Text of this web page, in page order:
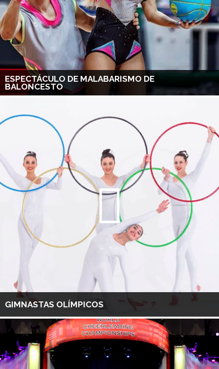
ESPECTÁCULO DE MALABARISMO DE
BALONCESTO
GIMNASTAS OLÍMPICOS